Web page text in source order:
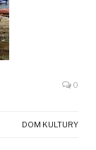
0
DOM KULTURY